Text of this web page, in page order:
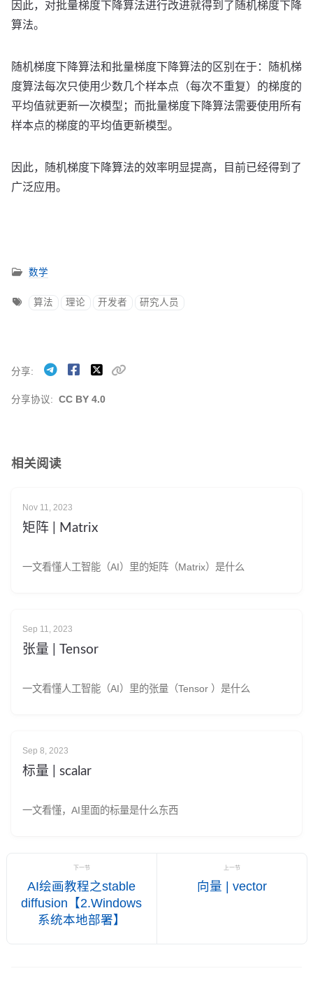
因此，对批量梯度下降算法进行改进就得到了随机梯度下降
算法。
随机梯度下降算法和批量梯度下降算法的区别在于：随机梯
度算法每次只使用少数几个样本点（每次不重复）的梯度的
平均值就更新一次模型；而批量梯度下降算法需要使用所有
样本点的梯度的平均值更新模型。
因此，随机梯度下降算法的效率明显提高，目前已经得到了
广泛应用。
数学
算法 理论 开发者 研究人员
分享协议: CC BY 4.0
分享
相关阅读
Nov 11, 2023
矩阵 | Matrix
一文看懂人工智能（AI）里的矩阵（Matrix）是什么
Sep 11, 2023
张量 | Tensor
一文看懂人工智能（AI）里的张量（Tensor ）是什么
Sep 8, 2023
标量 | scalar
一文看懂，AI里面的标量是什么东西
下一节
AI绘画教程之stable
diffusion【2.Windows
系统本地部署】
上一节
向量 | vector